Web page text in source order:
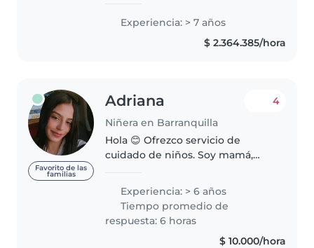
persona paciente, divertida y
responsable, que disfruta de
actividades como dibujar, leer a
Experiencia: > 7 años
$ 2.364.385/hora
Favorito de las
familias
Adriana
Niñera en Barranquilla
4
Hola 😊 Ofrezco servicio de
cuidado de niños. Soy mamá,
ambiente seguro, tranquilo y con
respeto, donde los niños se
sientan en..
Experiencia: > 6 años
Tiempo promedio de
respuesta: 6 horas
$ 10.000/hora